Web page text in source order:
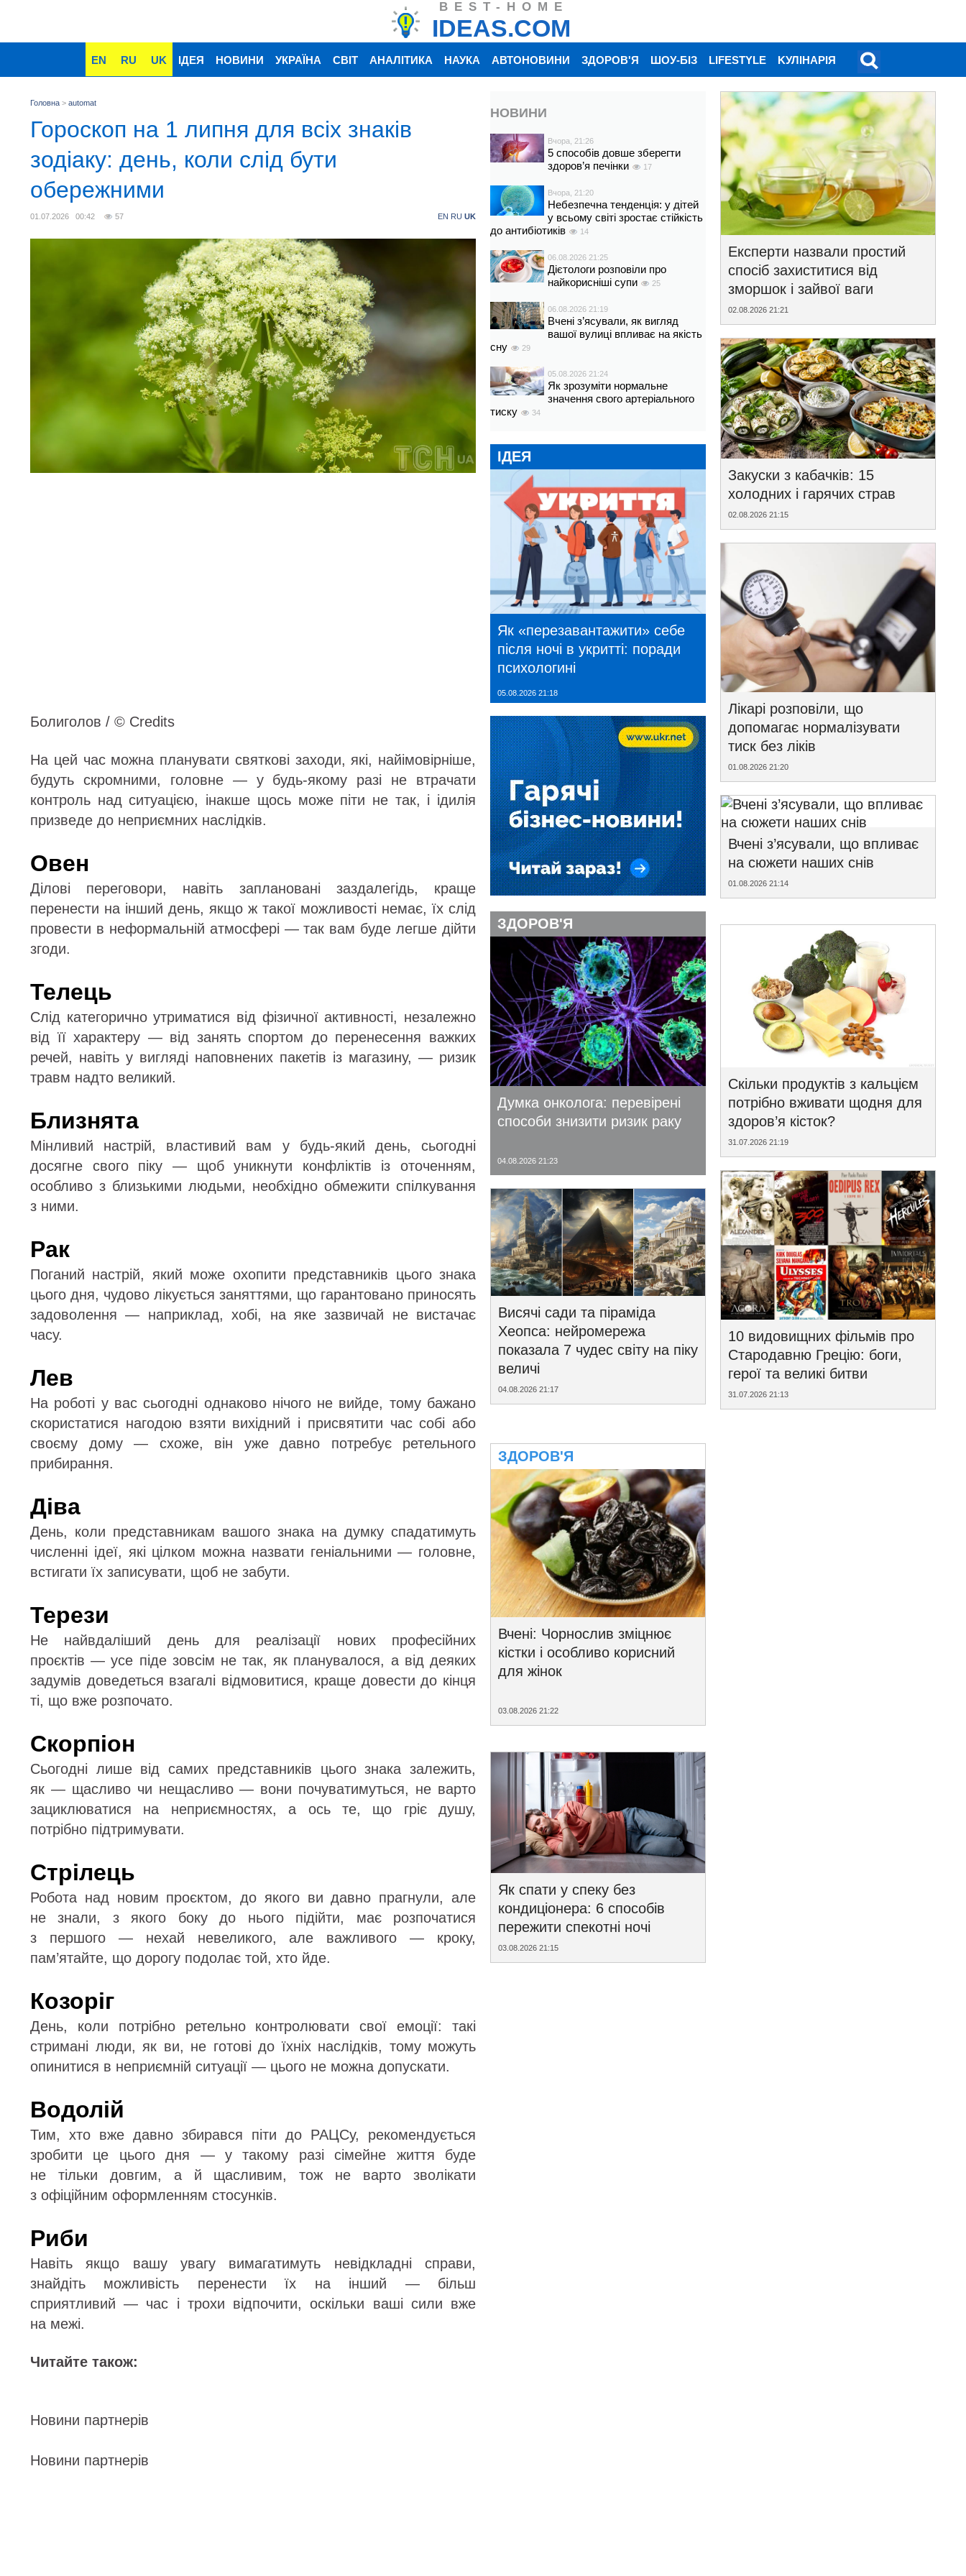
BEST-HOME
IDEAS.COM
EN RU UK ІДЕЯ НОВИНИ УКРАЇНА СВІТ АНАЛІТИКА НАУКА АВТОНОВИНИ ЗДОРОВ'Я ШОУ-БІЗ LIFESTYLE KУЛІНАРІЯ
Головна > automat
Гороскоп на 1 липня для всіх знаків
зодіаку: день, коли слід бути
обережними
01.07.2026 00:42 57 EN RU UK
Болиголов / © Credits
На цей час можна планувати святкові заходи, які, найімовірніше,
будуть скромними, головне — у будь-якому разі не втрачати
контроль над ситуацією, інакше щось може піти не так, і ідилія
призведе до неприємних наслідків.
Овен
Ділові переговори, навіть заплановані заздалегідь, краще
перенести на інший день, якщо ж такої можливості немає, їх слід
провести в неформальній атмосфері — так вам буде легше дійти
згоди.
Телець
Слід категорично утриматися від фізичної активності, незалежно
від її характеру — від занять спортом до перенесення важких
речей, навіть у вигляді наповнених пакетів із магазину, — ризик
травм надто великий.
Близнята
Мінливий настрій, властивий вам у будь-який день, сьогодні
досягне свого піку — щоб уникнути конфліктів із оточенням,
особливо з близькими людьми, необхідно обмежити спілкування
з ними.
Рак
Поганий настрій, який може охопити представників цього знака
цього дня, чудово лікується заняттями, що гарантовано приносять
задоволення — наприклад, хобі, на яке зазвичай не вистачає
часу.
Лев
На роботі у вас сьогодні однаково нічого не вийде, тому бажано
скористатися нагодою взяти вихідний і присвятити час собі або
своєму дому — схоже, він уже давно потребує ретельного
прибирання.
Діва
День, коли представникам вашого знака на думку спадатимуть
численні ідеї, які цілком можна назвати геніальними — головне,
встигати їх записувати, щоб не забути.
Терези
Не найвдаліший день для реалізації нових професійних
проєктів — усе піде зовсім не так, як планувалося, а від деяких
задумів доведеться взагалі відмовитися, краще довести до кінця
ті, що вже розпочато.
Скорпіон
Сьогодні лише від самих представників цього знака залежить,
як — щасливо чи нещасливо — вони почуватимуться, не варто
зациклюватися на неприємностях, а ось те, що гріє душу,
потрібно підтримувати.
Стрілець
Робота над новим проєктом, до якого ви давно прагнули, але
не знали, з якого боку до нього підійти, має розпочатися
з першого — нехай невеликого, але важливого — кроку,
пам’ятайте, що дорогу подолає той, хто йде.
Козоріг
День, коли потрібно ретельно контролювати свої емоції: такі
стримані люди, як ви, не готові до їхніх наслідків, тому можуть
опинитися в неприємній ситуації — цього не можна допускати.
Водолій
Тим, хто вже давно збирався піти до РАЦСу, рекомендується
зробити це цього дня — у такому разі сімейне життя буде
не тільки довгим, а й щасливим, тож не варто зволікати
з офіційним оформленням стосунків.
Риби
Навіть якщо вашу увагу вимагатимуть невідкладні справи,
знайдіть можливість перенести їх на інший — більш
сприятливий — час і трохи відпочити, оскільки ваші сили вже
на межі.
Читайте також:
Новини партнерів
Новини партнерів
НОВИНИ
Вчора, 21:26
5 способів довше зберегти
здоров’я печінки
17
Вчора, 21:20
Небезпечна тенденція: у дітей
у всьому світі зростає стійкість
до антибіотиків
14
06.08.2026 21:25
Дієтологи розповіли про
найкорисніші супи
25
06.08.2026 21:19
Вчені з’ясували, як вигляд
вашої вулиці впливає на якість
сну
29
05.08.2026 21:24
Як зрозуміти нормальне
значення свого артеріального
тиску
34
ІДЕЯ
Як «перезавантажити» себе
після ночі в укритті: поради
психологині
05.08.2026 21:18
ЗДОРОВ'Я
Думка онколога: перевірені
способи знизити ризик раку
04.08.2026 21:23
Висячі сади та піраміда
Хеопса: нейромережа
показала 7 чудес світу на піку
величі
04.08.2026 21:17
ЗДОРОВ'Я
Вчені: Чорнослив зміцнює
кістки і особливо корисний
для жінок
03.08.2026 21:22
Як спати у спеку без
кондиціонера: 6 способів
пережити спекотні ночі
03.08.2026 21:15
Експерти назвали простий
спосіб захиститися від
зморшок і зайвої ваги
02.08.2026 21:21
Закуски з кабачків: 15
холодних і гарячих страв
02.08.2026 21:15
Лікарі розповіли, що
допомагає нормалізувати
тиск без ліків
01.08.2026 21:20
Вчені з’ясували, що впливає
на сюжети наших снів
01.08.2026 21:14
Скільки продуктів з кальцієм
потрібно вживати щодня для
здоров’я кісток?
31.07.2026 21:19
10 видовищних фільмів про
Стародавню Грецію: боги,
герої та великі битви
31.07.2026 21:13